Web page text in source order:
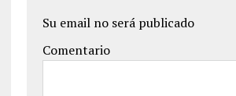
Su email no será publicado
Comentario